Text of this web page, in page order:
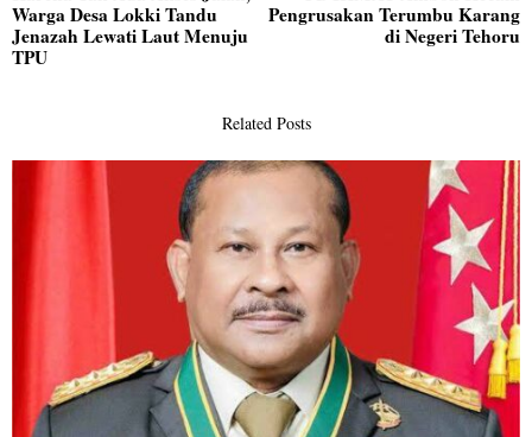
post:
Warga Desa Lokki Tandu
Jenazah Lewati Laut Menuju
TPU
Pengrusakan Terumbu Karang
di Negeri Tehoru
Related Posts